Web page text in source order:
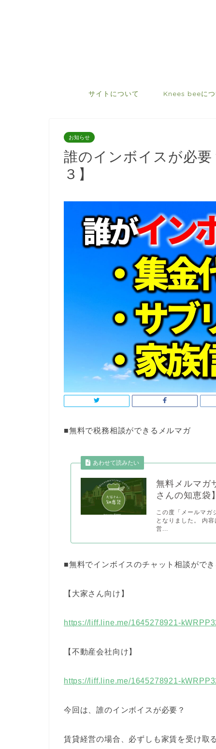
サイトについて Knees beeにつ
お知らせ
誰のインボイスが必要
３】
■無料で税務相談ができるメルマガ
あわせて読みたい
無料メルマガ
さんの知恵袋】
この度「メールマガ
となりました。 内
営...
■無料でインボイスのチャット相談がで
【大家さん向け】
https://liff.line.me/1645278921-
【不動産会社向け】
https://liff.line.me/1645278921-
今回は、誰のインボイスが必要？
賃貸経営の場合、必ずしも家賃を受け取